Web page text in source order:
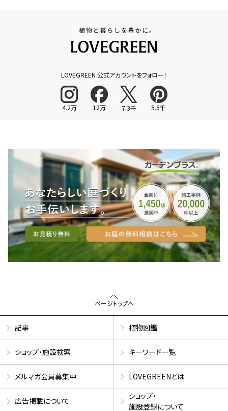
LOVEGREEN 公式アカウントをフォロー！
4.2万 12万 7.3千 5.5千
ページトップへ
記事 植物図鑑
ショップ・施設検索 キーワード一覧
メルマガ会員募集中 LOVEGREENとは
広告掲載について
ショップ・
施設登録について